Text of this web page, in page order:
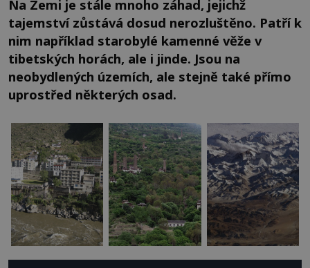
Na Zemi je stále mnoho záhad, jejichž
tajemství zůstává dosud nerozluštěno. Patří k
nim například starobylé kamenné věže v
tibetských horách, ale i jinde. Jsou na
neobydlených územích, ale stejně také přímo
uprostřed některých osad.